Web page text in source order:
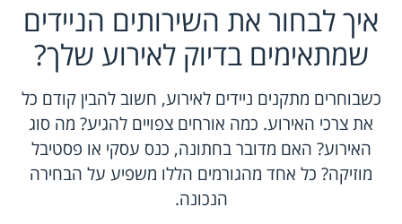
איך לבחור את השירותים הניידים
שמתאימים בדיוק לאירוע שלך?
כשבוחרים מתקנים ניידים לאירוע, חשוב להבין קודם כל
את צרכי האירוע. כמה אורחים צפויים להגיע? מה סוג
האירוע? האם מדובר בחתונה, כנס עסקי או פסטיבל
מוזיקה? כל אחד מהגורמים הללו משפיע על הבחירה
הנכונה.